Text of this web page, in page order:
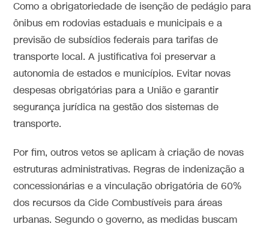
Como a obrigatoriedade de isenção de pedágio para
ônibus em rodovias estaduais e municipais e a
previsão de subsídios federais para tarifas de
transporte local. A justificativa foi preservar a
autonomia de estados e municípios. Evitar novas
despesas obrigatórias para a União e garantir
segurança jurídica na gestão dos sistemas de
transporte.
Por fim, outros vetos se aplicam à criação de novas
estruturas administrativas. Regras de indenização a
concessionárias e a vinculação obrigatória de 60%
dos recursos da Cide Combustíveis para áreas
urbanas. Segundo o governo, as medidas buscam